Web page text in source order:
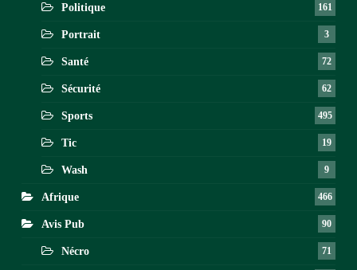
Politique 161
Portrait 3
Santé 72
Sécurité 62
Sports 495
Tic 19
Wash 9
Afrique 466
Avis Pub 90
Nécro 71